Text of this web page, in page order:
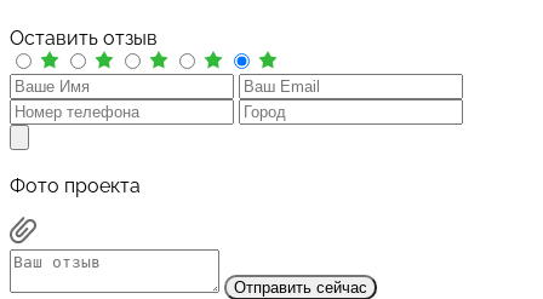
Оставить отзыв
Фото проекта
Отправить сейчас